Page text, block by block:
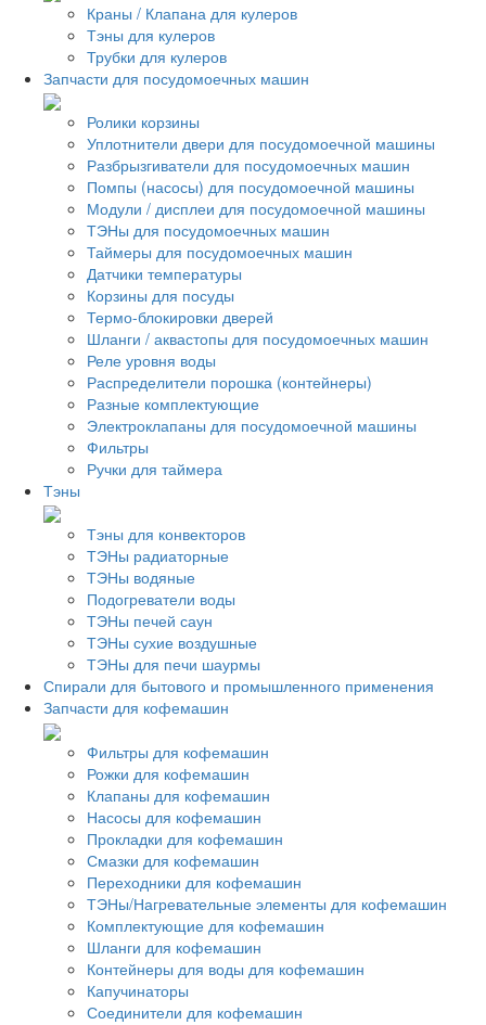
Краны / Клапана для кулеров
Тэны для кулеров
Трубки для кулеров
Запчасти для посудомоечных машин
Ролики корзины
Уплотнители двери для посудомоечной машины
Разбрызгиватели для посудомоечных машин
Помпы (насосы) для посудомоечной машины
Модули / дисплеи для посудомоечной машины
ТЭНы для посудомоечных машин
Таймеры для посудомоечных машин
Датчики температуры
Корзины для посуды
Термо-блокировки дверей
Шланги / аквастопы для посудомоечных машин
Реле уровня воды
Распределители порошка (контейнеры)
Разные комплектующие
Электроклапаны для посудомоечной машины
Фильтры
Ручки для таймера
Тэны
Тэны для конвекторов
ТЭНы радиаторные
ТЭНы водяные
Подогреватели воды
ТЭНы печей саун
ТЭНы сухие воздушные
ТЭНы для печи шаурмы
Спирали для бытового и промышленного применения
Запчасти для кофемашин
Фильтры для кофемашин
Рожки для кофемашин
Клапаны для кофемашин
Насосы для кофемашин
Прокладки для кофемашин
Смазки для кофемашин
Переходники для кофемашин
ТЭНы/Нагревательные элементы для кофемашин
Комплектующие для кофемашин
Шланги для кофемашин
Контейнеры для воды для кофемашин
Капучинаторы
Соединители для кофемашин